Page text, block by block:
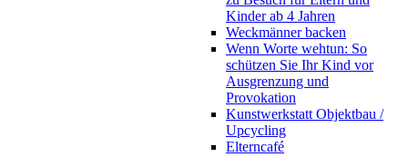
Kinder ab 4 Jahren
Weckmänner backen
Wenn Worte wehtun: So
schützen Sie Ihr Kind vor
Ausgrenzung und
Provokation
Kunstwerkstatt Objektbau /
Upcycling
Elterncafé